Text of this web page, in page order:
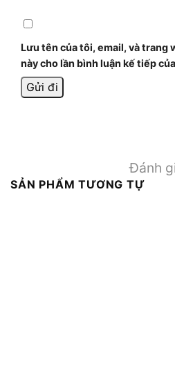
Lưu tên của tôi, email, và trang
này cho lần bình luận kế tiếp
Đánh
SẢN PHẨM TƯƠNG TỰ